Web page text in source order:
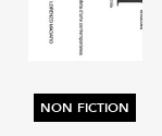
NON FICTION